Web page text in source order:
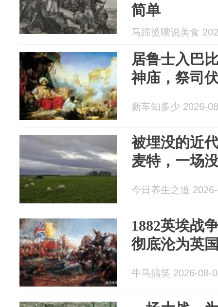
简单
马蹄烫嘴说美食
居鲁士入巴
神庙，祭司
新车知多少 2026-
被埋没的近
麦特，一场
今日养生之道
1882英埃战
彻底沦为英
牛马搞笑 2026-08-